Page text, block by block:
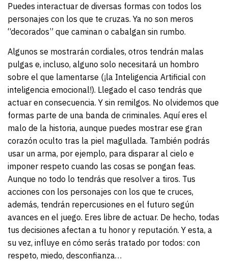
Puedes interactuar de diversas formas con todos los
personajes con los que te cruzas. Ya no son meros
“decorados” que caminan o cabalgan sin rumbo.
Algunos se mostrarán cordiales, otros tendrán malas
pulgas e, incluso, alguno solo necesitará un hombro
sobre el que lamentarse (¡la Inteligencia Artificial con
inteligencia emocional!). Llegado el caso tendrás que
actuar en consecuencia. Y sin remilgos. No olvidemos que
formas parte de una banda de criminales. Aquí eres el
malo de la historia, aunque puedes mostrar ese gran
corazón oculto tras la piel magullada. También podrás
usar un arma, por ejemplo, para disparar al cielo e
imponer respeto cuando las cosas se pongan feas.
Aunque no todo lo tendrás que resolver a tiros. Tus
acciones con los personajes con los que te cruces,
además, tendrán repercusiones en el futuro según
avances en el juego. Eres libre de actuar. De hecho, todas
tus decisiones afectan a tu honor y reputación. Y esta, a
su vez, influye en cómo serás tratado por todos: con
respeto, miedo, desconfianza…